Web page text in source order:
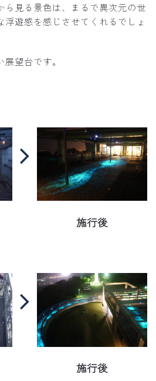
ら見る景色は、まるで異次元の世
遊感を感じさせてくれるでしょ
望台です。
施行後
施行後